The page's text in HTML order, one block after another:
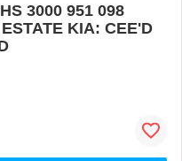
3000 951 098
KIA: CEE'D